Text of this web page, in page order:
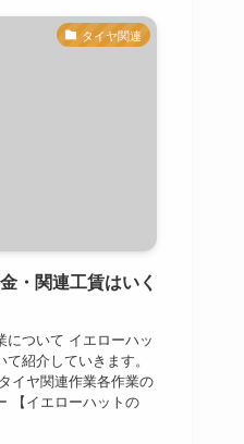
タイヤ関連
・関連工賃はいく
について イエローハッ
紹介していきます。
イヤ関連作業各作業の
【イエローハットの